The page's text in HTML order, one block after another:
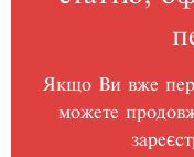
Якщо Ви вже
можете